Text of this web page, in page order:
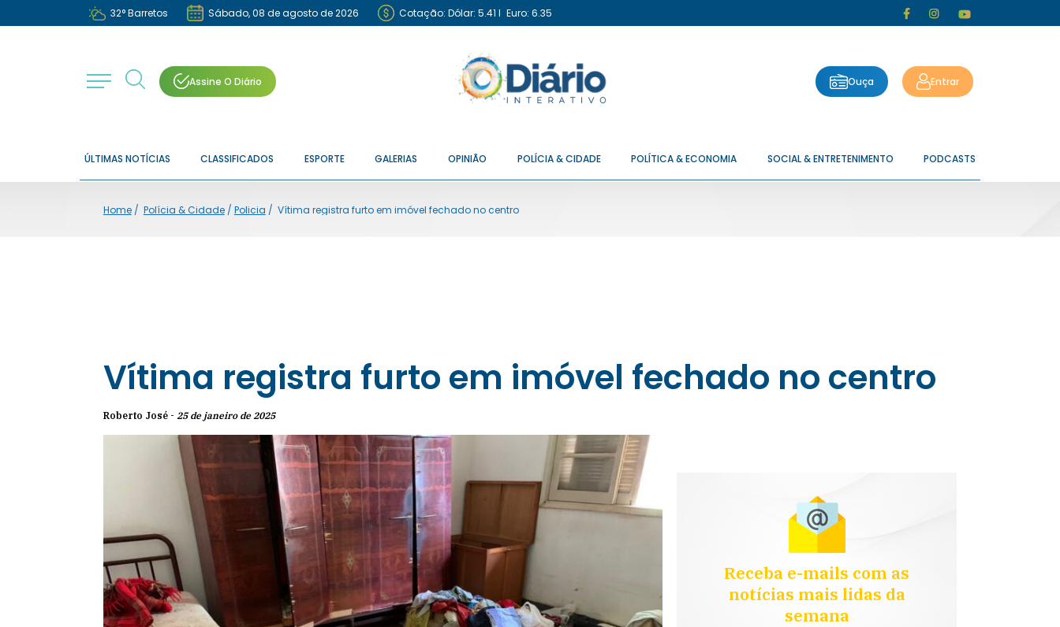
32°Barretos Sábado, 08 de agosto de 2026 Cotação: Dólar: 5.41 I Euro: 6.35
Assine O Diário Ouça Entrar
ÚLTIMAS NOTÍCIAS CLASSIFICADOS ESPORTE GALERIAS OPINIÃO POLÍCIA & CIDADE POLÍTICA & ECONOMIA SOCIAL & ENTRETENIMENTO PODCASTS
Home/ Polícia & Cidade/ Policia / Vítima registra furto em imóvel fechado no centro
Vítima registra furto em imóvel fechado no centro
Roberto José - 25 de janeiro de 2025
Receba e-mails com as
notícias mais lidas da
semana